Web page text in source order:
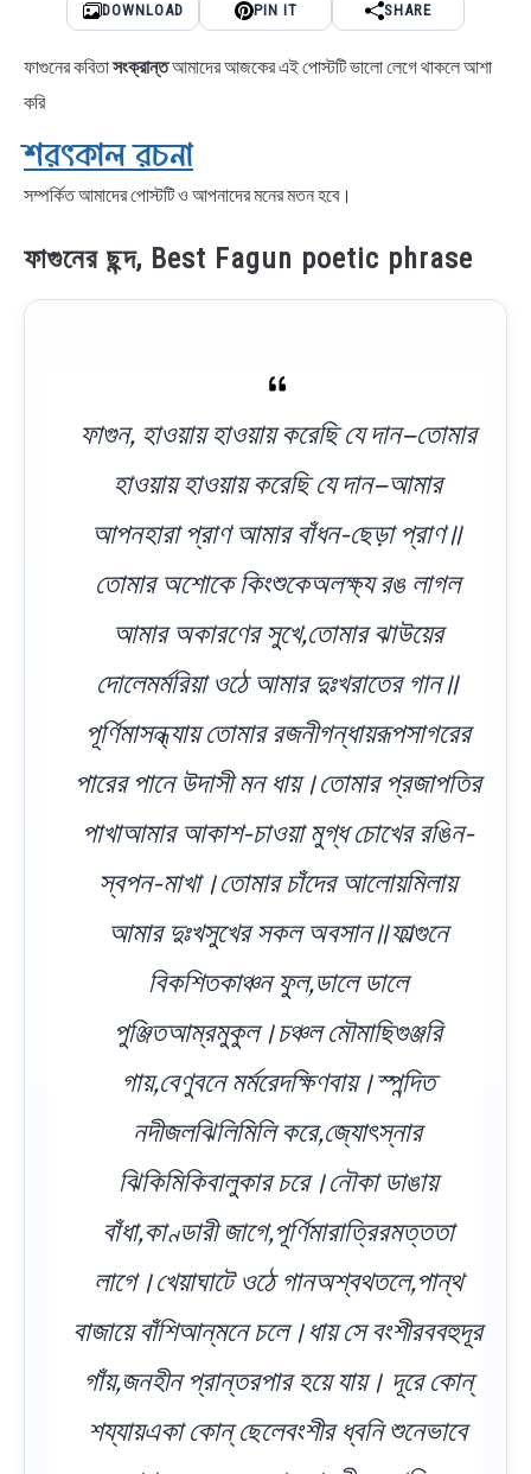
DOWNLOAD PIN IT SHARE
ফাগুনের কবিতাসংক্রান্তআমাদের আজকের এই পোস্টটি ভালো লেগে থাকলে আশা
করি
শরৎকাল রচনা
সম্পর্কিত আমাদের পোস্টটি ও আপনাদের মনের মতন হবে।
ফাগুনের ছন্দ, Best Fagun poetic phrase
ফাগুন, হাওয়ায় হাওয়ায় করেছি যে দান–তোমার
হাওয়ায় হাওয়ায় করেছি যে দান–আমার
আপনহারা প্রাণ আমার বাঁধন-ছেড়া প্রাণ॥
তোমার অশোকে কিংশুকেঅলক্ষ্য রঙ লাগল
আমার অকারণের সুখে,তোমার ঝাউয়ের
দোলেমর্মরিয়া ওঠে আমার দুঃখরাতের গান॥
পূর্ণিমাসন্ধ্যায় তোমার রজনীগন্ধায়রূপসাগরের
পারের পানে উদাসী মন ধায়।তোমার প্রজাপতির
পাখাআমার আকাশ-চাওয়া মুগ্ধ চোখের রঙিন-
স্বপন-মাখা।তোমার চাঁদের আলোয়মিলায়
আমার দুঃখসুখের সকল অবসান॥ফাল্গুনে
বিকশিতকাঞ্চন ফুল,ডালে ডালে
পুঞ্জিতআম্রমুকুল।চঞ্চল মৌমাছিগুঞ্জরি
গায়,বেণুবনে মর্মরেদক্ষিণবায়।স্পন্দিত
নদীজলঝিলিমিলি করে,জ্যোৎস্নার
ঝিকিমিকিবালুকার চরে।নৌকা ডাঙায়
বাঁধা,কাণ্ডারী জাগে,পূর্ণিমারাত্রিরমত্ততা
লাগে।খেয়াঘাটে ওঠে গানঅশ্বথতলে,পান্থ
বাজায়ে বাঁশিআন্‌মনে চলে।ধায় সে বংশীরববহুদূর
গাঁয়,জনহীন প্রান্তরপার হয়ে যায়। দূরে কোন্‌
শয্যায়একা কোন্‌ ছেলেবংশীর ধ্বনি শুনেভাবে